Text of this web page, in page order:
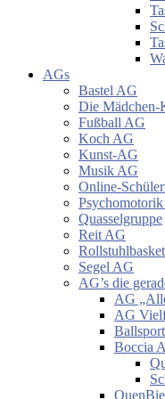
AGs
Bastel AG
Die
Fußball AG
Koch AG
Kunst-AG
Musik AG
Online-
Quasselgruppe
Reit AG
Segel AG
AG’s die
AG
AG
Boccia